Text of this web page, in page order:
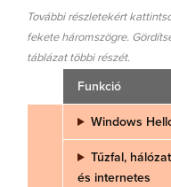
További részletekért
fekete háromszögre.
táblázat többi részét.
Funkció
Windows
Tűzfal,
és internetes